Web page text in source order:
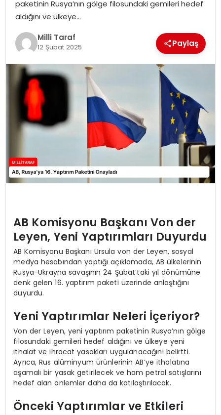
paketinin Rusya’nın gölge filosundaki gemileri hedef
aldığını ve ülkeye…
Milli Taraf
12 Şubat 2025 Paylaş
AB Komisyonu Başkanı Von der
Leyen, Yeni Yaptırımları Duyurdu
AB Komisyonu Başkanı Ursula von der Leyen, sosyal
medya hesabından yaptığı açıklamada, AB ülkelerinin
Rusya-Ukrayna savaşının 24 Şubat’taki yıl dönümüne
denk gelen 16. yaptırım paketi üzerinde anlaştığını
duyurdu.
Yeni Yaptırımlar Neleri İçeriyor?
Von der Leyen, yeni yaptırım paketinin Rusya’nın gölge
filosundaki gemileri hedef aldığını ve ülkeye yeni
ithalat ve ihracat yasakları uygulanacağını belirtti.
Ayrıca, Rus alüminyum ürünlerinin AB’ye ithalatına
aşamalı bir yasak getirilecek ve ham petrol satışlarını
hedef alan önlemler daha da katılaştırılacak.
Önceki Yaptırımlar ve Etkileri